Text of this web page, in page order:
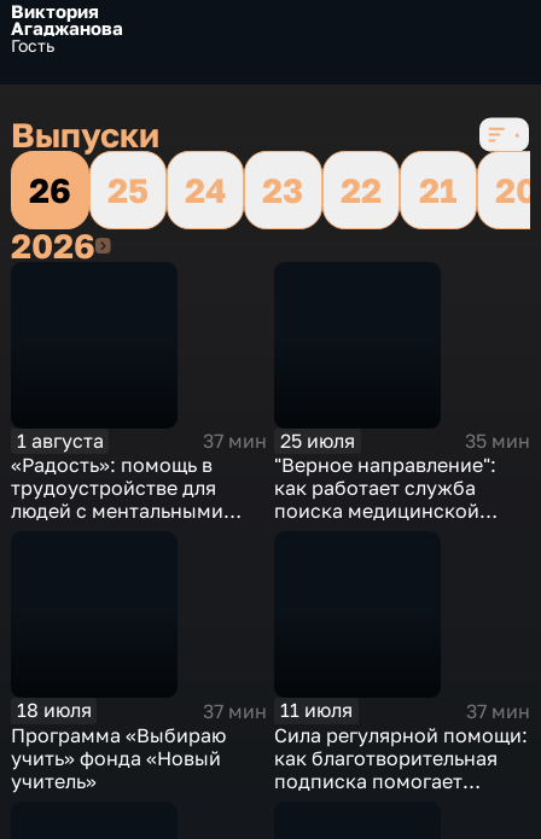
Виктория
Агаджанова
Гость
Выпуски
26
25 24 23 22 21
20
20262026
1 августа
37 мин
«Радость»: помощь в
трудоустройстве для
людей с ментальными
25 июля
35 мин
"Верное направление":
как работает служба
поиска медицинской
18 июля
37 мин
Программа «Выбираю
учить» фонда «Новый
учитель»
11 июля
37 мин
Сила регулярной помощи:
как благотворительная
подписка помогает